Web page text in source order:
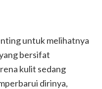
untuk melihatnya
bersifat
kulit sedang
dirinya,